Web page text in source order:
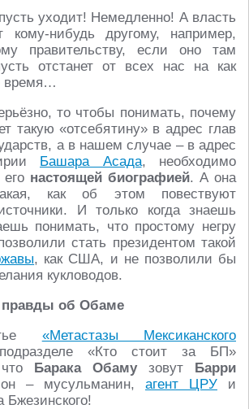
уходит! Немедленно! А власть
кому-нибудь другому, например,
правительству, если оно там
отстанет от всех нас на как
время…
то чтобы понимать, почему
такую «отсебятину» в адрес глав
а в нашем случае – в адрес
Башара Асада, необходимо
настоящей биографией. А она
как об этом повествуют
И только когда знаешь
понимать, что простому негру
стать президентом такой
, как США, и не позволили бы
кукловодов.
правды об Обаме
«Метастазы Мексиканского
«Кто стоит за БП»
Барака Обамузовут Барри
– мусульманин, агент ЦРУ и
Бжезинского!